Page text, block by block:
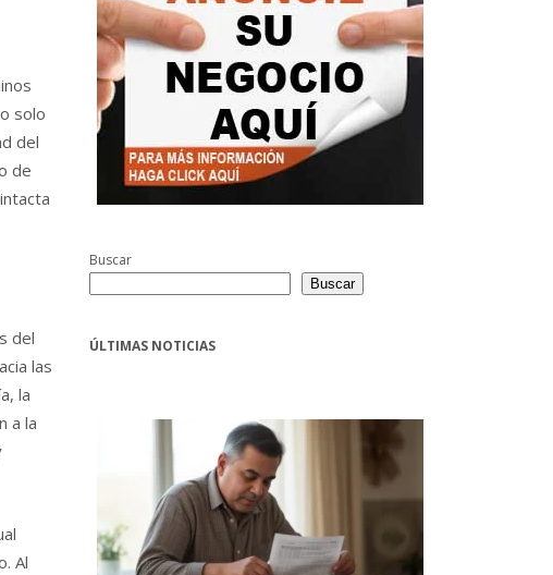
solo
del
de
del
las
la
a la
Al
Buscar
Buscar
ÚLTIMAS NOTICIAS